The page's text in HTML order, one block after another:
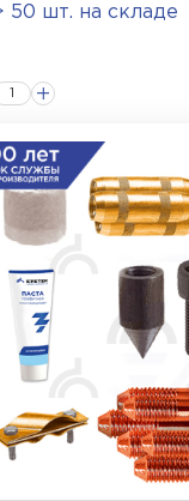
50 шт. на складе